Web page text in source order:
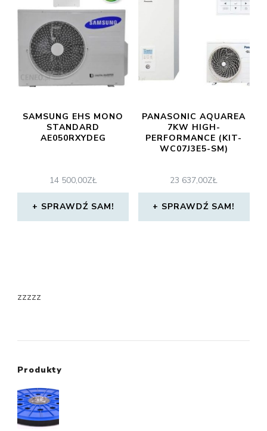
SAMSUNG EHS MONO
STANDARD
AE050RXYDEG
14 500,00ZŁ
SPRAWDŹ SAM!
PANASONIC AQUAREA
7KW HIGH-
PERFORMANCE (KIT-
WC07J3E5-SM)
23 637,00ZŁ
SPRAWDŹ SAM!
zzzzz
Produkty